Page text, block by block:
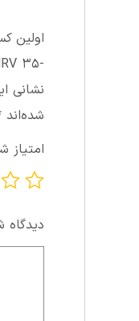
-۳۵ NRV”
نشانی
شده‌اند
امتیاز
دیدگاه